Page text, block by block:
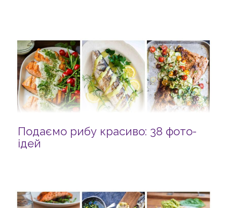
Подаємо рибу красиво: 38 фото-
ідей